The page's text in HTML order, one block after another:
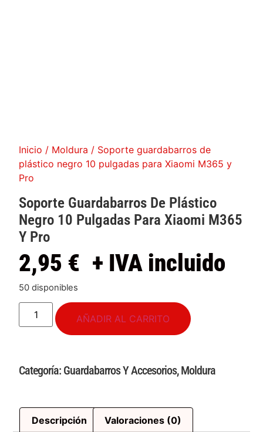
Inicio / Moldura / Soporte guardabarros de
plástico negro 10 pulgadas para Xiaomi M365 y
Pro
Soporte Guardabarros De Plástico
Negro 10 Pulgadas Para Xiaomi M365
Y Pro
2,95 € + IVA incluido
50 disponibles
AÑADIR AL CARRITO
Categoría: Guardabarros Y Accesorios,Moldura
Descripción Valoraciones (0)